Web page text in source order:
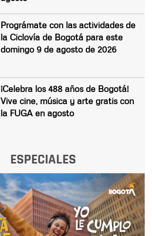
Prográmate con las actividades de
la Ciclovía de Bogotá para este
domingo 9 de agosto de 2026
¡Celebra los 488 años de Bogotá!
Vive cine, música y arte gratis con
la FUGA en agosto
ESPECIALES